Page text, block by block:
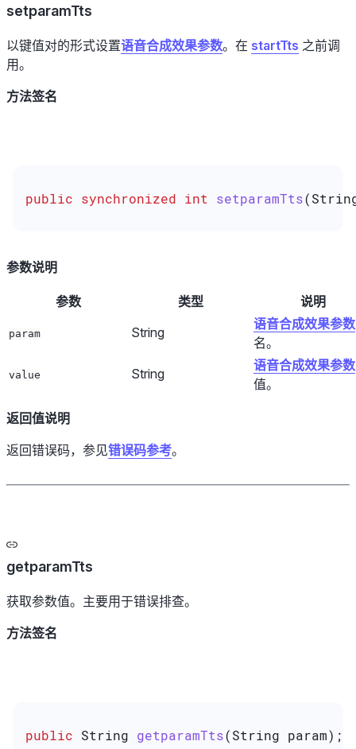
setparamTts
以键值对的形式设置语音合成效果参数。在 startTts 之前调
用。
方法签名
public synchronized int setparamTts(
参数说明
参数 类型 说明
param String
语音合成效果参数
名。
value String
语音合成效果参数
值。
返回值说明
返回错误码，参见错误码参考。
getparamTts
获取参数值。主要用于错误排查。
方法签名
public String getparamTts(String param);